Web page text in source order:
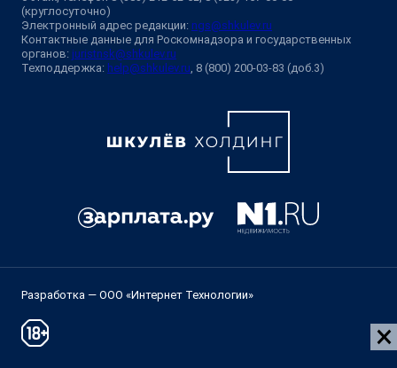
(круглосуточно)
Электронный адрес редакции: ngs@shkulev.ru
Контактные данные для Роскомнадзора и государственных
органов: juristnsk@shkulev.ru
Техподдержка: help@shkulev.ru , 8 (800) 200-03-83 (доб.3)
Разработка — ООО «Интернет Технологии»